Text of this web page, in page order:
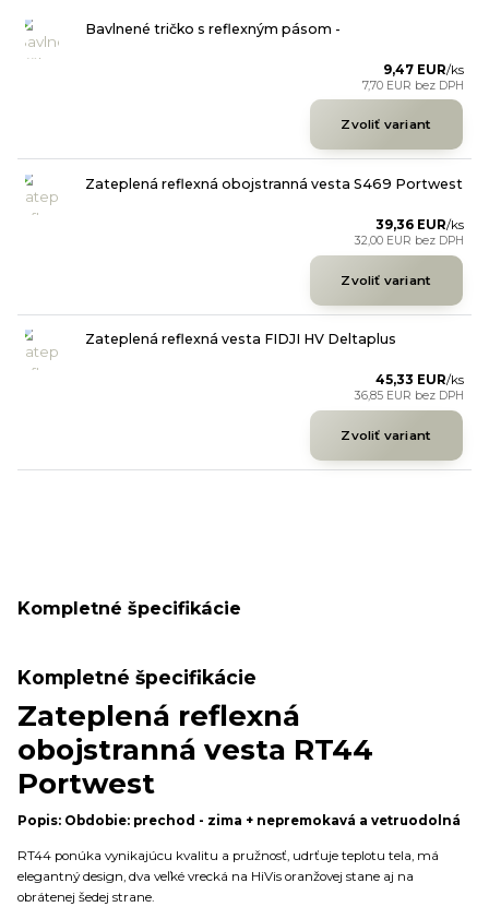
Bavlnené tričko s reflexným pásom -
9,47 EUR/ks
7,70 EUR bez DPH
Zvoliť variant
Zateplená reflexná obojstranná vesta S469 Portwest
39,36 EUR/ks
32,00 EUR bez DPH
Zvoliť variant
Zateplená reflexná vesta FIDJI HV Deltaplus
45,33 EUR/ks
36,85 EUR bez DPH
Zvoliť variant
Kompletné špecifikácie
Kompletné špecifikácie
Zateplená reflexná
obojstranná vesta RT44
Portwest
Popis: Obdobie: prechod - zima + nepremokavá a vetruodolná
RT44 ponúka vynikajúcu kvalitu a pružnosť, udrťuje teplotu tela, má
elegantný design, dva veľké vrecká na HiVis oranžovej stane aj na
obrátenej šedej strane.